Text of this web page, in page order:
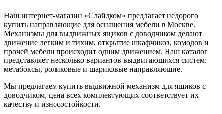
Наш интернет-магазин «Слайдком» предлагает недорого
купить направляющие для оснащения мебели в Москве.
Механизмы для выдвижных ящиков с доводчиком делают
движение легким и тихим, открытие шкафчиков, комодов и
прочей мебели происходит одним движением. Наш каталог
представляет несколько вариантов выдвигающихся систем:
метабоксы, роликовые и шариковые направляющие.
Мы предлагаем купить выдвижной механизм для ящиков с
доводчиком, цена всех комплектующих соответствует их
качеству и износостойкости.